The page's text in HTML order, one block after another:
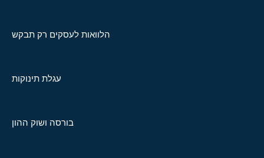
הלוואות לעסקים רק תבקש
עגלת תינוקות
בורסה ושוק ההון